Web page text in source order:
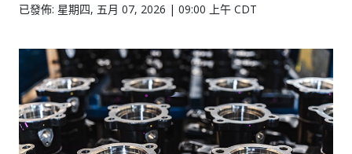
已發佈: 星期四, 五月 07, 2026 | 09:00 上午 CDT